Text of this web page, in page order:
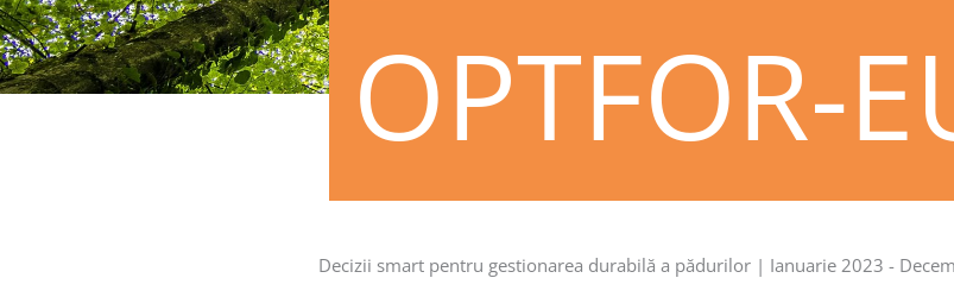
OPTFOR-
Decizii smart pentru gestionarea durabilă a pădurilor | Ianuarie 2023 -